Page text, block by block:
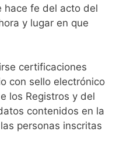
hace fe del acto del
y lugar en que
certificaciones
con sello electrónico
los Registros y del
contenidos en la
personas inscritas